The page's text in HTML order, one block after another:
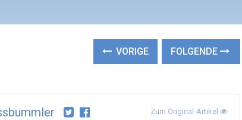
VORIGE FOLGENDE
Zum Original-Artikel